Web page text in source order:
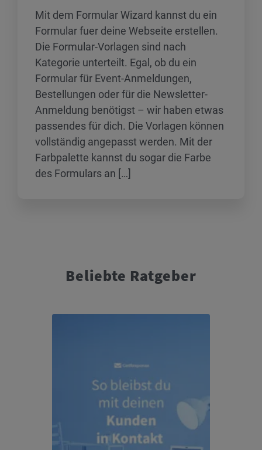
Mit dem Formular Wizard kannst du ein
Formular fuer deine Webseite erstellen.
Die Formular-Vorlagen sind nach
Kategorie unterteilt. Egal, ob du ein
Formular für Event-Anmeldungen,
Bestellungen oder für die Newsletter-
Anmeldung benötigst – wir haben etwas
passendes für dich. Die Vorlagen können
vollständig angepasst werden. Mit der
Farbpalette kannst du sogar die Farbe
des Formulars an […]
Beliebte Ratgeber